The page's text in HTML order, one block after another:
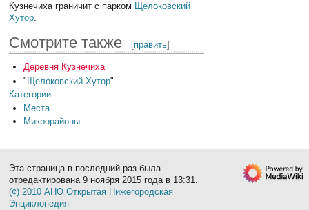
Кузнечиха граничит с парком Щелоковский
Хутор.
Смотрите также [править]
Деревня Кузнечиха
" Щелоковский Хутор"
Категории:
Места
Микрорайоны
Эта страница в последний раз была
отредактирована 9 ноября 2015 года в 13:31.
(¢) 2010 АНО Открытая Нижегородская
Энциклопедия